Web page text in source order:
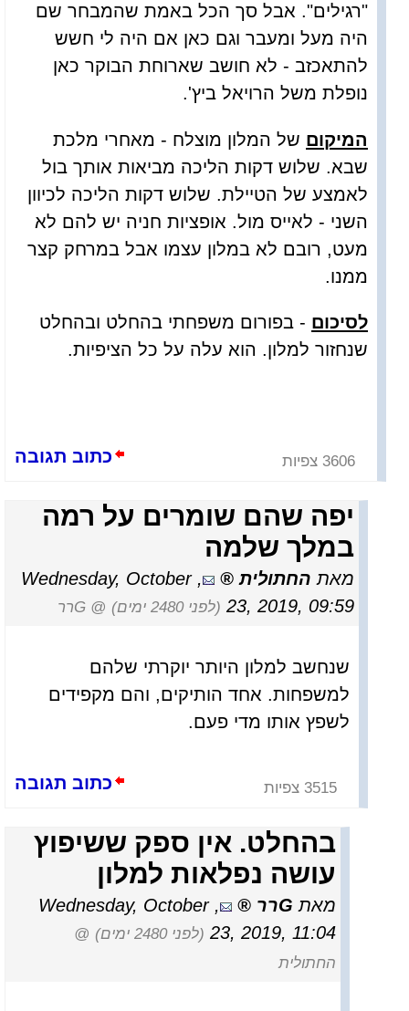
"רגילים". אבל סך הכל באמת שהמבחר שם
היה מעל ומעבר וגם כאן אם היה לי חשש
להתאכזב - לא חושב שארוחת הבוקר כאן
נופלת משל הרויאל ביץ'.
המיקום של המלון מוצלח - מאחרי מלכת
שבא. שלוש דקות הליכה מביאות אותך בול
לאמצע של הטיילת. שלוש דקות הליכה לכיוון
השני - לאייס מול. אופציות חניה יש להם לא
מעט, רובם לא במלון עצמו אבל במרחק קצר
ממנו.
לסיכום - בפורום משפחתי בהחלט ובהחלט
שנחזור למלון. הוא עלה על כל הציפיות.
כתוב תגובה 3606 צפיות
יפה שהם שומרים על רמה
במלך שלמה
מאת החתולית ,
Wednesday, October
23, 2019, 09:59 (לפני 2480 ימים) @ Gרר
שנחשב למלון היותר יוקרתי שלהם
למשפחות. אחד הותיקים, והם מקפידים
לשפץ אותו מדי פעם.
כתוב תגובה 3515 צפיות
בהחלט. אין ספק ששיפוץ
עושה נפלאות למלון
מאת Gרר ,
Wednesday, October
23, 2019, 11:04 (לפני 2480 ימים)
@
החתולית